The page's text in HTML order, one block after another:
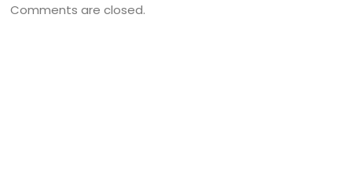
Comments are closed.